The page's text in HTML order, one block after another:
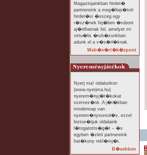
Magazinjainkban hirdet�
partnereink a meg�llap�tott
hirdet�si �sszeg egy
r�sz�nek fej�ben �rubont
aj�nlhatnak fel, amelyet mi
virtu�lis �ruh�zunkban
adunk el a v�s�rl�knak.
Web�s�rl�k�zpont
Nyerj ma! oldalunkon
(www.nyerjma.hu)
nyerem�nyj�t�kokat
szervez�nk. A j�t�kban
mindennap van
nyerem�nysorsol�s, ezzel
biztos�tjuk oldalaink
l�togatotts�g�t – �s
egyben �zleti partnereink
hat�kony rekl�mj�t.
B�vebben